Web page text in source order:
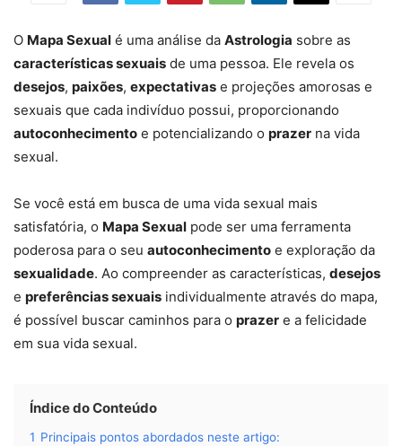
O Mapa Sexual é uma análise da Astrologia sobre as
características sexuais de uma pessoa. Ele revela os
desejos, paixões, expectativas e projeções amorosas e
sexuais que cada indivíduo possui, proporcionando
autoconhecimento e potencializando o prazer na vida
sexual.
Se você está em busca de uma vida sexual mais
satisfatória, o Mapa Sexual pode ser uma ferramenta
poderosa para o seu autoconhecimento e exploração da
sexualidade. Ao compreender as características, desejos
e preferências sexuais individualmente através do mapa,
é possível buscar caminhos para o prazer e a felicidade
em sua vida sexual.
Índice do Conteúdo
1 Principais pontos abordados neste artigo: